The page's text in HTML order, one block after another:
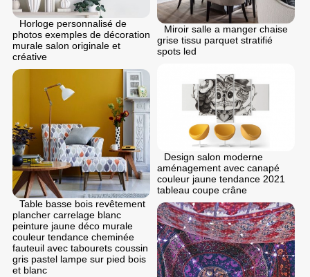
Miroir salle a manger chaise
grise tissu parquet stratifié
spots led
Horloge personnalisé de
photos exemples de décoration
murale salon originale et
créative
Design salon moderne
aménagement avec canapé
couleur jaune tendance 2021
tableau coupe crâne
Table basse bois revêtement
plancher carrelage blanc
peinture jaune déco murale
couleur tendance cheminée
fauteuil avec tabourets coussin
gris pastel lampe sur pied bois
et blanc